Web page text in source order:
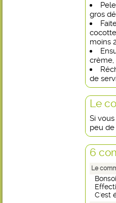
gros
moins
crème,
de
Le
Si
peu de
6
Le
C'est